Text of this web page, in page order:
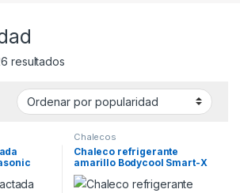
resultadosOrdenado por popularidad
Chalecos
Chaleco refrigerante
amarillo Bodycool Smart-X
Inuteq